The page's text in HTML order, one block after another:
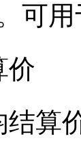
可
价
结算